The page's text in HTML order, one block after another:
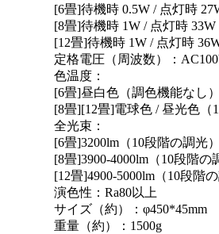
[6畳]待機時 0.5W / 点灯時
[8畳]待機時 1W / 点灯時 33W
[12畳]待機時 1W / 点灯時
定格電圧（周波数）：
色温度：
[6畳]昼白色（調色機能なし）
[8畳][12畳]電球色 / 昼光色（
全光束：
[6畳]3200lm（10段階の調光）
[8畳]3900-4000lm（10段階の
[12畳]4900-5000lm（10段階の
演色性：Ra80以上
サイズ（約）：φ450*45mm
重量（約）：1500g